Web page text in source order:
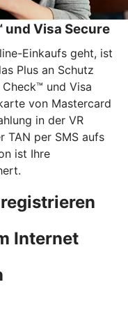
Visa Secure
Einkaufs geht, ist
Plus an Schutz
und Visa
von Mastercard
in der VR
TAN per SMS aufs
ist Ihre
Internet